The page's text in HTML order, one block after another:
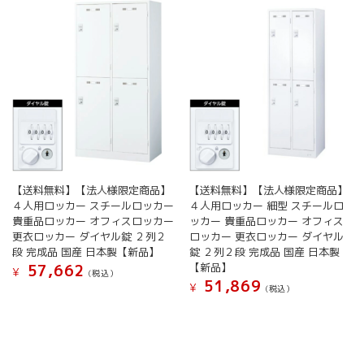
【送料無料】【法人様限定商品】
４人用ロッカー スチールロッカー
貴重品ロッカー オフィスロッカー
更衣ロッカー ダイヤル錠 ２列２
段 完成品 国産 日本製【新品】
¥
57,662 (税込）
【送料無料】【法人様限定商品】
４人用ロッカー 細型 スチールロ
ッカー 貴重品ロッカー オフィス
ロッカー 更衣ロッカー ダイヤル
錠 ２列２段 完成品 国産 日本製
【新品】
¥
51,869 (税込）